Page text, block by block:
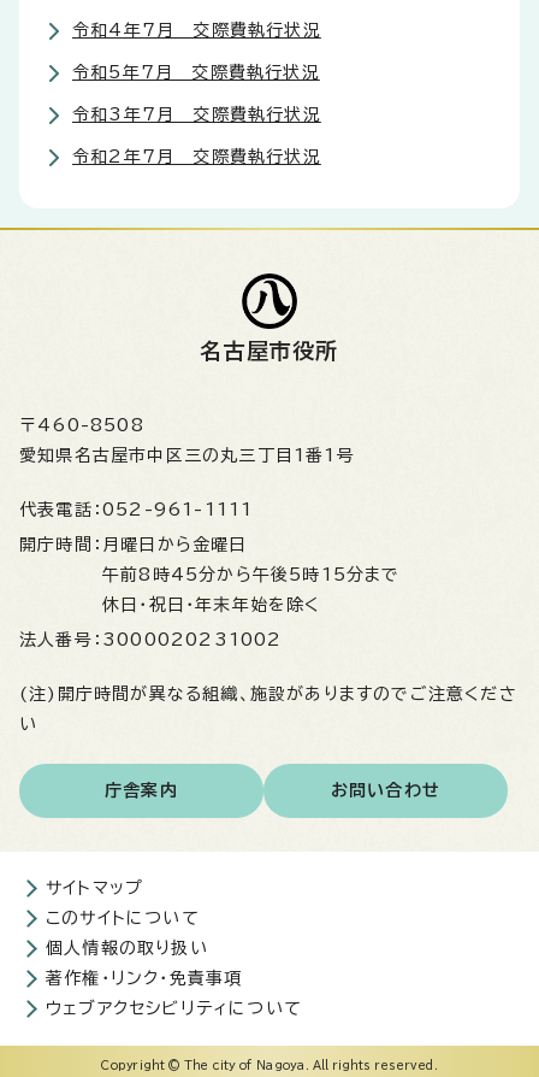
令和4年7月 交際費執行状況
令和5年7月 交際費執行状況
令和3年7月 交際費執行状況
令和2年7月 交際費執行状況
名古屋市役所
〒460-8508
愛知県名古屋市中区三の丸三丁目1番1号
代表電話： 052-961-1111
開庁時間： 月曜日から金曜日
午前8時45分から午後5時15分まで
休日・祝日・年末年始を除く
法人番号： 3000020231002
(注)開庁時間が異なる組織、施設がありますのでご注意くださ
い
庁舎案内 お問い合わせ
サイトマップ
このサイトについて
個人情報の取り扱い
著作権・リンク・免責事項
ウェブアクセシビリティについて
Copyright © The city of Nagoya. All rights reserved.